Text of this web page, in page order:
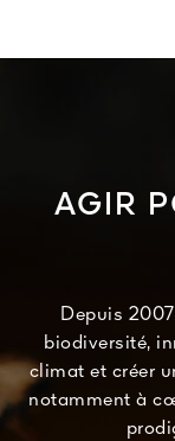
AGIR
Depuis
biodiversité,
climat et créer
notamment à